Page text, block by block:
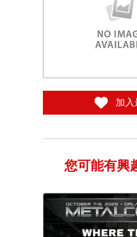
加入
您可能有興